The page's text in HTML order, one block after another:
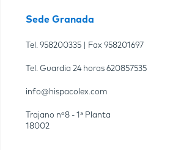
Sede Granada
Tel. 958200335 | Fax 958201697
Tel. Guardia 24 horas 620857535
info@hispacolex.com
Trajano nº8 - 1ª Planta
18002